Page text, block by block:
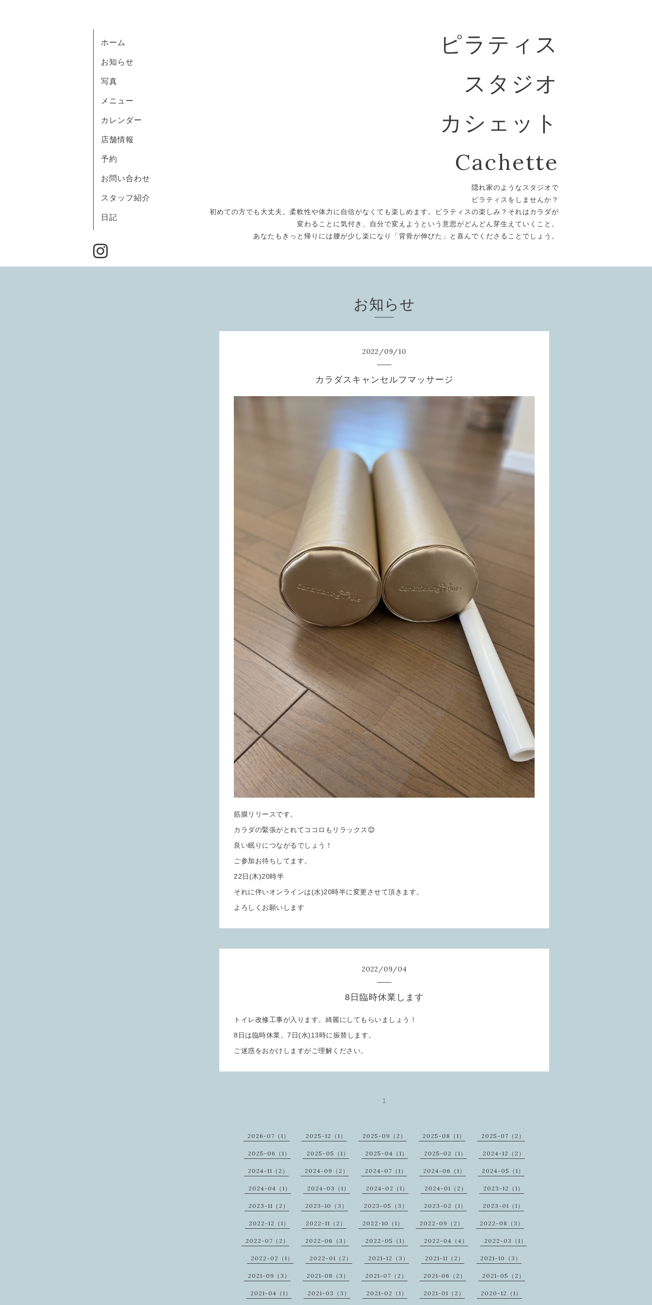
ピラティス
スタジオ
カシェット
Cachette
隠れ家のようなスタジオで
ピラティスをしませんか？
初めての方でも大丈夫。柔軟性や体力に自信がなくても楽しめます。ピラティスの楽しみ？それはカラダが
変わることに気付き、自分で変えようという意思がどんどん芽生えていくこと。
あなたもきっと帰りには腰が少し楽になり「背骨が伸びた」と喜んでくださることでしょう。
ホーム
お知らせ
写真
メニュー
カレンダー
店舗情報
予約
お問い合わせ
スタッフ紹介
日記
お知らせ
2022/09/10
カラダスキャンセルフマッサージ
筋膜リリースです。
カラダの緊張がとれてココロもリラックス😊
良い眠りにつながるでしょう！
ご参加お待ちしてます。
22日(木)20時半
それに伴いオンラインは(水)20時半に変更させて頂きます。
よろしくお願いします
2022/09/04
8日臨時休業します
トイレ改修工事が入ります。綺麗にしてもらいましょう！
8日は臨時休業。7日(水)13時に振替します。
ご迷惑をおかけしますがご理解ください。
1
2026-07（1） 2025-12（1） 2025-09（2） 2025-08（1） 2025-07（2）
2025-06（1） 2025-05（1） 2025-04（1） 2025-02（1） 2024-12（2）
2024-11（2） 2024-09（2） 2024-07（1） 2024-06（1） 2024-05（1）
2024-04（1） 2024-03（1） 2024-02（1） 2024-01（2） 2023-12（1）
2023-11（2） 2023-10（3） 2023-05（3） 2023-02（1） 2023-01（1）
2022-12（1） 2022-11（2） 2022-10（1） 2022-09（2） 2022-08（3）
2022-07（2） 2022-06（3） 2022-05（1） 2022-04（4） 2022-03（1）
2022-02（1） 2022-01（2） 2021-12（3） 2021-11（2） 2021-10（3）
2021-09（3） 2021-08（3） 2021-07（2） 2021-06（2） 2021-05（2）
2021-04（1） 2021-03（3） 2021-02（1） 2021-01（2） 2020-12（1）